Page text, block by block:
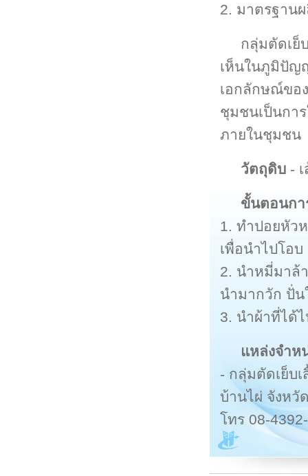
2. มาตรฐาน
กลุ่มตัดเย็
เห็นในภูมิปัญ
เอกลักษณ์ขอ
ชุมชนเป็นการ
ภายในชุมชน
วัตถุดิบ -
ขั้นตอนกา
1. ทำปอยหัว
เพื่อนำไปโอ
2. นำหมี่มาล้
นำมากวัก ปั่น
3. นำผ้าที่ได้
แหล่งจำ
- กลุ่มตัดเย็บ
บ้านไผ่ จังหวั
โทร 08-